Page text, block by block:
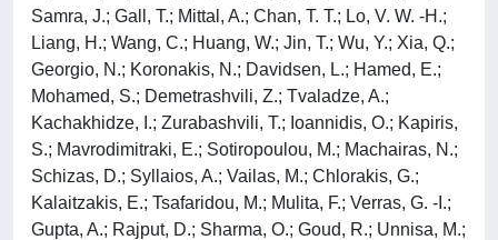
Samra, J.; Gall, T.; Mittal, A.; Chan, T. T.; Lo, V. W. -H.;
Liang, H.; Wang, C.; Huang, W.; Jin, T.; Wu, Y.; Xia, Q.;
Georgio, N.; Koronakis, N.; Davidsen, L.; Hamed, E.;
Mohamed, S.; Demetrashvili, Z.; Tvaladze, A.;
Kachakhidze, I.; Zurabashvili, T.; Ioannidis, O.; Kapiris,
S.; Mavrodimitraki, E.; Sotiropoulou, M.; Machairas, N.;
Schizas, D.; Syllaios, A.; Vailas, M.; Chlorakis, G.;
Kalaitzakis, E.; Tsafaridou, M.; Mulita, F.; Verras, G. -I.;
Gupta, A.; Rajput, D.; Sharma, O.; Goud, R.; Unnisa, M.;